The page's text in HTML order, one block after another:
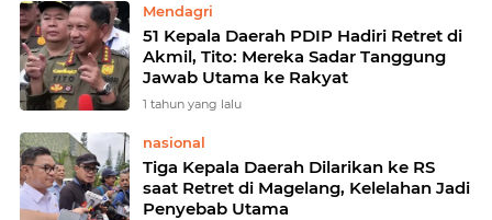
Mendagri
51 Kepala Daerah PDIP Hadiri Retret di
Akmil, Tito: Mereka Sadar Tanggung
Jawab Utama ke Rakyat
1 tahun yang lalu
nasional
Tiga Kepala Daerah Dilarikan ke RS
saat Retret di Magelang, Kelelahan Jadi
Penyebab Utama